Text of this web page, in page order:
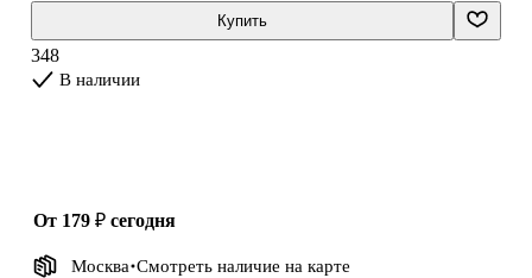
Прекрасно пишут, имеют яркие, насыщенные цвета, хорошо
смешиваются. Рисунок ложится на бумагу густо, сплошной
чёткой линией.
Купить
348
В наличии
от 179 ₽ сегодня
Москва Смотреть наличие на карте